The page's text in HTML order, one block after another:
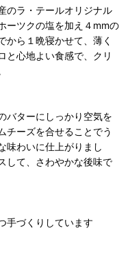
のラ・テールオリジナル
ーツクの塩を加え４mmの
から１晩寝かせて、薄く
と心地よい食感で、クリ
バターにしっかり空気を
チーズを合せることでう
味わいに仕上がりまし
して、さわやかな後味で
手づくりしています